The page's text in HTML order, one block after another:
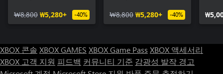
₩8,800 ₩5,280+ -40% ₩8,800 ₩5,280+ -40%
XBOX 콘솔 XBOX GAMES XBOX Game Pass XBOX 액세서리
XBOX 고객 지원 피드백 커뮤니티 기준 감광성 발작 경고